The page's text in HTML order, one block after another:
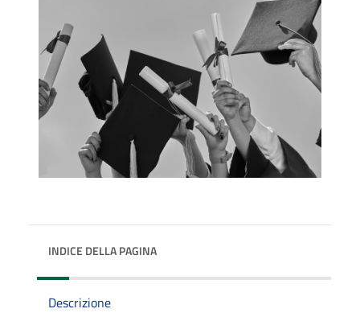
INDICE DELLA PAGINA
Descrizione